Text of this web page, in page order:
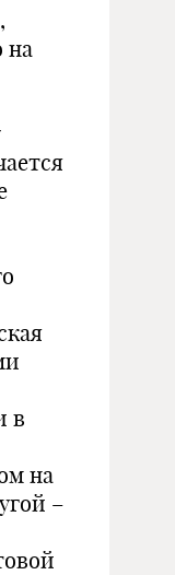
на
в
на
–